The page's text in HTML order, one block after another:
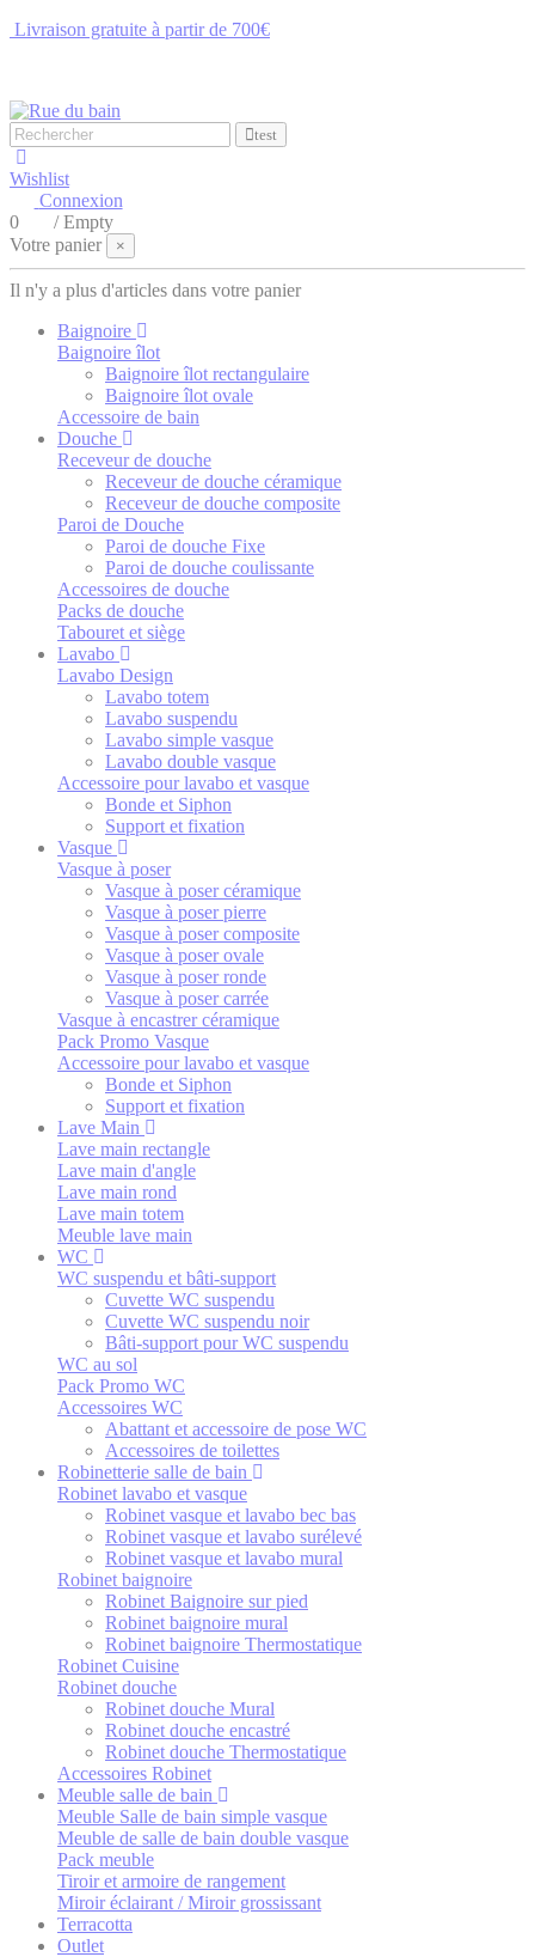
Livraison gratuite à partir de 700€
test
Wishlist
Connexion
0
/Empty
Votre panier
×
Il n'y a plus d'articles dans votre panier
Baignoire
Baignoire îlot
Baignoire îlot rectangulaire
Baignoire îlot ovale
Accessoire de bain
Douche
Receveur de douche
Receveur de douche céramique
Receveur de douche composite
Paroi de Douche
Paroi de douche Fixe
Paroi de douche coulissante
Accessoires de douche
Packs de douche
Tabouret et siège
Lavabo
Lavabo Design
Lavabo totem
Lavabo suspendu
Lavabo simple vasque
Lavabo double vasque
Accessoire pour lavabo et vasque
Bonde et Siphon
Support et fixation
Vasque
Vasque à poser
Vasque à poser céramique
Vasque à poser pierre
Vasque à poser composite
Vasque à poser ovale
Vasque à poser ronde
Vasque à poser carrée
Vasque à encastrer céramique
Pack Promo Vasque
Accessoire pour lavabo et vasque
Bonde et Siphon
Support et fixation
Lave Main
Lave main rectangle
Lave main d'angle
Lave main rond
Lave main totem
Meuble lave main
WC
WC suspendu et bâti-support
Cuvette WC suspendu
Cuvette WC suspendu noir
Bâti-support pour WC suspendu
WC au sol
Pack Promo WC
Accessoires WC
Abattant et accessoire de pose WC
Accessoires de toilettes
Robinetterie salle de bain
Robinet lavabo et vasque
Robinet vasque et lavabo bec bas
Robinet vasque et lavabo surélevé
Robinet vasque et lavabo mural
Robinet baignoire
Robinet Baignoire sur pied
Robinet baignoire mural
Robinet baignoire Thermostatique
Robinet Cuisine
Robinet douche
Robinet douche Mural
Robinet douche encastré
Robinet douche Thermostatique
Accessoires Robinet
Meuble salle de bain
Meuble Salle de bain simple vasque
Meuble de salle de bain double vasque
Pack meuble
Tiroir et armoire de rangement
Miroir éclairant / Miroir grossissant
Terracotta
Outlet